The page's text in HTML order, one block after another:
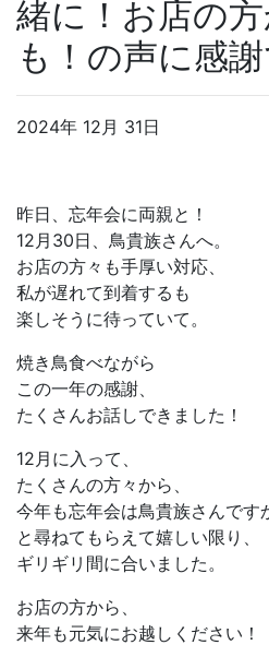
緒に！お店の
も！の声に感謝
2024年 12月 31日
昨日、忘年会に両親と！
12月30日、鳥貴族さんへ。
お店の方々も手厚い対応、
私が遅れて到着するも
楽しそうに待っていて。
焼き鳥食べながら
この一年の感謝、
たくさんお話しできました！
12月に入って、
たくさんの方々から、
今年も忘年会は鳥貴族さんです
と尋ねてもらえて嬉しい限り、
ギリギリ間に合いました。
お店の方から、
来年も元気にお越しください！